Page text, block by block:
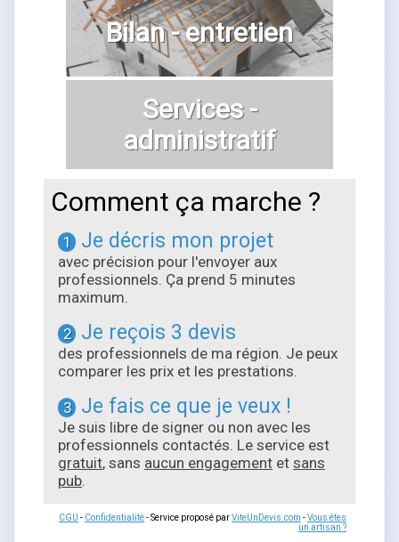
Bilan - entretien
Services -
administratif
Comment ça marche ?
1 Je décris mon projet
avec précision pour l'envoyer aux
professionnels. Ça prend 5 minutes
maximum.
2 Je reçois 3 devis
des professionnels de ma région. Je peux
comparer les prix et les prestations.
3 Je fais ce que je veux !
Je suis libre de signer ou non avec les
professionnels contactés. Le service est
gratuit, sans aucun engagement et sans
pub.
CGU - Confidentialité- Service proposé parViteUnDevis.com -Vous êtes
un artisan ?